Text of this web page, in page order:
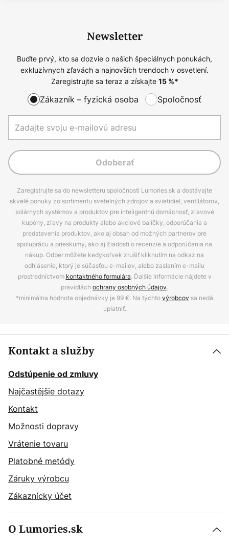
Newsletter
Buďte prvý, kto sa dozvie o našich špeciálnych ponukách,
exkluzívnych zľavách a najnovších trendoch v osvetlení.
Zaregistrujte sa teraz a získajte 15%*
Zákazník – fyzická osoba Spoločnosť
Odoberať
Zaregistrujte sa do newsletteru spoločnosti Lumories.sk a dostávajte
skvelé ponuky zo sortimentu svetelných zdrojov a svietidiel, ventilátorov,
solárnych systémov a produktov pre inteligentnú domácnosť, zľavové
kupóny, zľavy na produkty alebo akciové balíčky, odporúčania a
predstavenia produktov, ako aj obsah od možných partnerov pre
spoluprácu a prieskumy, ako aj žiadosti o recenzie a odporúčania na
nákup. Odber môžete kedykoľvek zrušiť kliknutím na odkaz na
odhlásenie, ktorý je súčasťou e-mailov, alebo zaslaním e-mailu
prostredníctvom kontaktného formulára. Ďalšie informácie nájdete v
pravidlách ochrany osobných údajov.
*minimálna hodnota objednávky je 99 €. Na týchtovýrobcov sa nedá
uplatniť.
Kontakt a služby
Odstúpenie od zmluvy
Najčastějšie dotazy
Kontakt
Možnosti dopravy
Vrátenie tovaru
Platobné metódy
Záruky výrobcu
Zákaznícky účet
O Lumories.sk